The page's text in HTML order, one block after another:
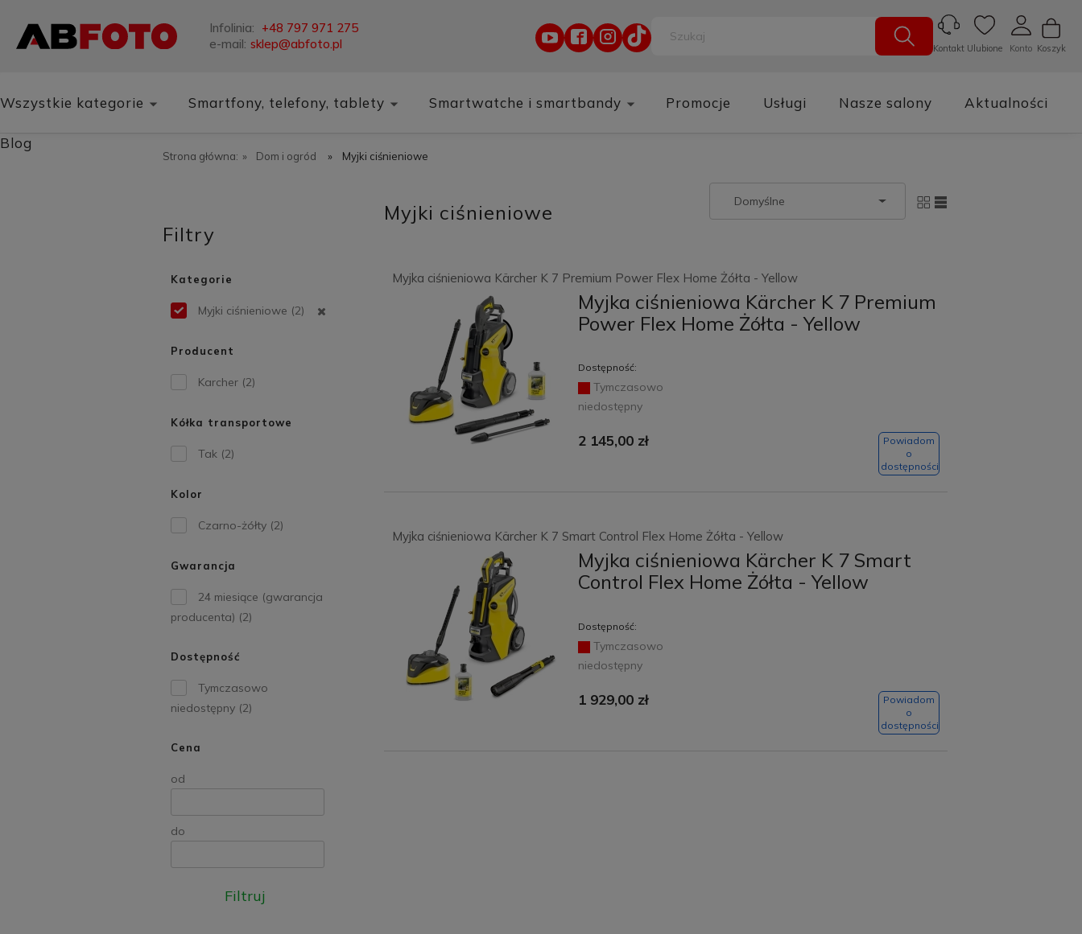
Infolinia: +48 797 971 275
e-mail: sklep@abfoto.pl Koszyk
Konto
Ulubione
Kontakt
Wszystkie kategorie Smartfony, telefony, tablety Smartwatche i smartbandy Promocje Usługi Nasze salony Aktualności
Blog
Strona główna: » Dom i ogród » Myjki ciśnieniowe
Filtry
Kategorie
Myjki ciśnieniowe (2)
Producent
Karcher (2)
Kółka transportowe
Tak (2)
Kolor
Czarno-żółty (2)
Gwarancja
24 miesiące (gwarancja
producenta) (2)
Dostępność
Tymczasowo
niedostępny (2)
Cena
od
do
Filtruj
Myjki ciśnieniowe
Myjka ciśnieniowa Kärcher K 7 Premium Power Flex Home Żółta - Yellow
Myjka ciśnieniowa Kärcher K 7 Premium
Power Flex Home Żółta - Yellow
Dostępność:
Tymczasowo
niedostępny
2 145,00 zł
Powiadom
o
dostępności
Myjka ciśnieniowa Kärcher K 7 Smart Control Flex Home Żółta - Yellow
Myjka ciśnieniowa Kärcher K 7 Smart
Control Flex Home Żółta - Yellow
Dostępność:
Tymczasowo
niedostępny
1 929,00 zł
Powiadom
o
dostępności